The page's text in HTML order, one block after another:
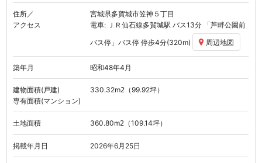
住所／
アクセス
宮城県多賀城市笠神５丁目
電車: ＪＲ仙石線多賀城駅 バス13分
「芦畔公園前
バス停」バス停 停歩4分(320m) 周辺地図
築年月 昭和48年4月
建物面積(戸建)
専有面積(マンション)
330.32m2 （99.92坪）
土地面積 360.80m2 （109.14坪）
掲載年月日 2026年6月25日